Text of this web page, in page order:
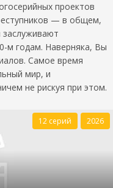
проектов
— в общем,
м годам. Наверняка, Вы
Самое время
мир, и
не рискуя при этом.
12 серий 2026